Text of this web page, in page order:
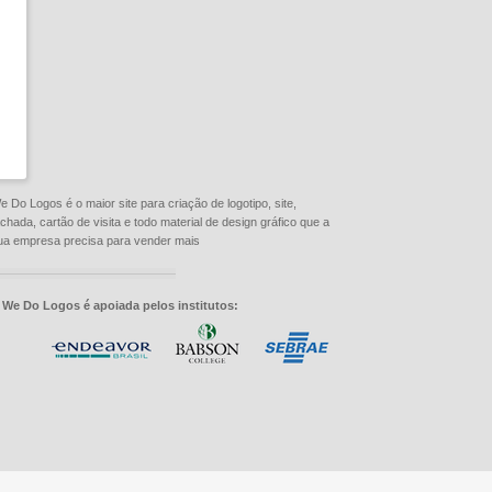
Do Logos é o maior site para criação de logotipo, site,
cartão de visita e todo material de design gráfico que a
empresa precisa para vender mais
We Do Logos é apoiada pelos institutos: